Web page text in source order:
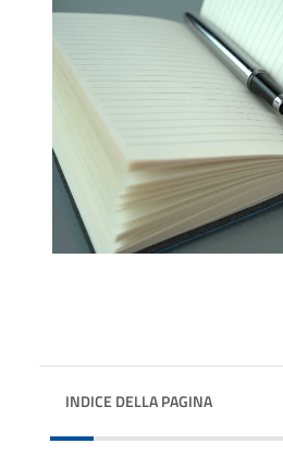
INDICE DELLA PAGINA